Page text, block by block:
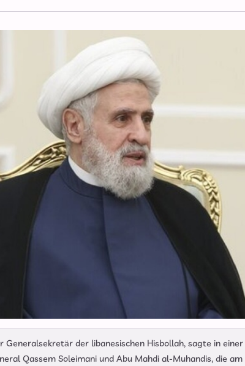
Generalsekretär der libanesischen Hisbollah, sagte in
Qassem Soleimani und Abu Mahdi al-Muhandis, die